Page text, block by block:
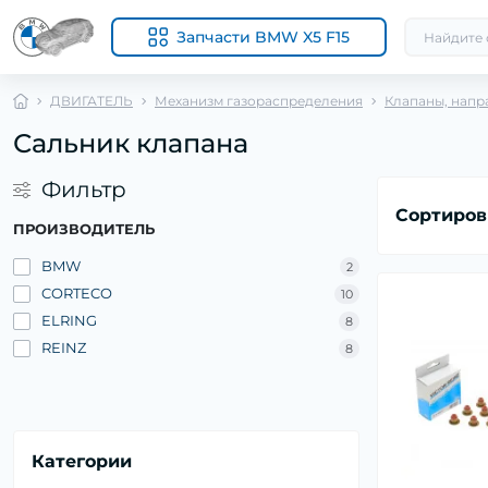
Запчасти BMW X5 F15
ДВИГАТЕЛЬ Механизм газораспределения Клапаны,
Сальник клапана
Фильтр
ПРОИЗВОДИТЕЛЬ
BMW 2
CORTECO 10
ELRING 8
REINZ 8
Категории